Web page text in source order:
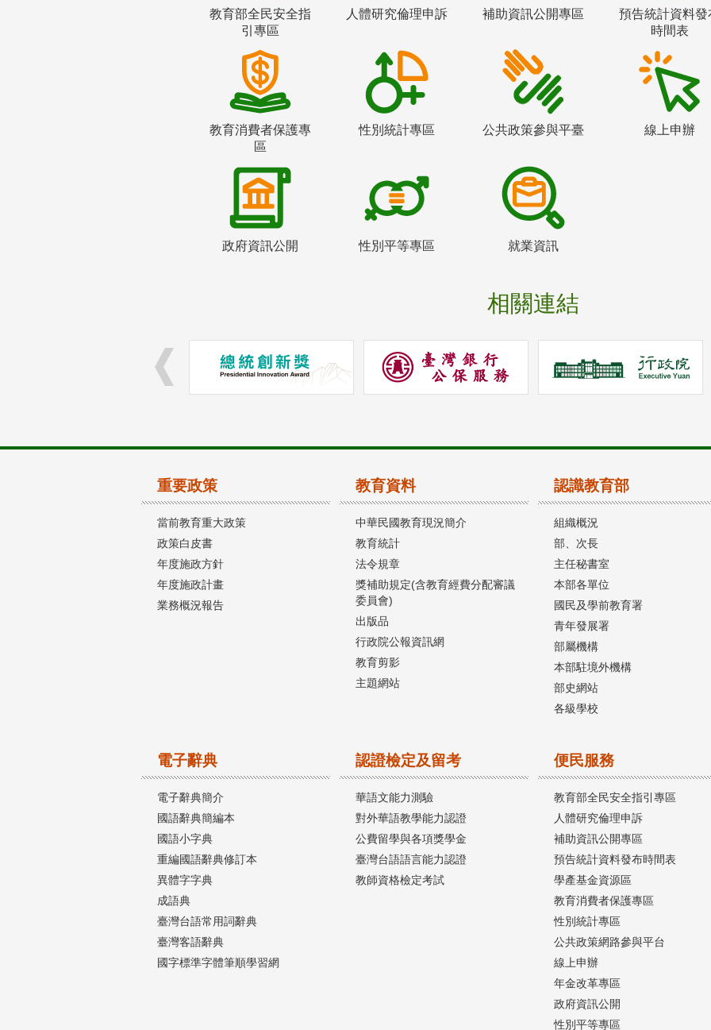
教育部全民安全指
引專區
人體研究倫理申訴 補助資訊公開專區
預告統計資料發
時間表
教育消費者保護專
區
性別統計專區 公共政策參與平臺 線上申辦
政府資訊公開 性別平等專區 就業資訊
相關連結
重要政策
當前教育重大政策
政策白皮書
年度施政方針
年度施政計畫
業務概況報告
教育資料
中華民國教育現況簡介
教育統計
法令規章
獎補助規定(含教育經費分配審議
委員會)
出版品
行政院公報資訊網
教育剪影
主題網站
認識教育部
組織概況
部、次長
主任秘書室
本部各單位
國民及學前教育署
青年發展署
部屬機構
本部駐境外機構
部史網站
各級學校
電子辭典
電子辭典簡介
國語辭典簡編本
國語小字典
重編國語辭典修訂本
異體字字典
成語典
臺灣台語常用詞辭典
臺灣客語辭典
國字標準字體筆順學習網
認證檢定及留考
華語文能力測驗
對外華語教學能力認證
公費留學與各項獎學金
臺灣台語語言能力認證
教師資格檢定考試
便民服務
教育部全民安全指引專區
人體研究倫理申訴
補助資訊公開專區
預告統計資料發布時間表
學產基金資源區
教育消費者保護專區
性別統計專區
公共政策網路參與平台
線上申辦
年金改革專區
政府資訊公開
性別平等專區